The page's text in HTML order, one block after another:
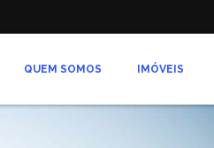
QUEM SOMOS IMÓVEIS